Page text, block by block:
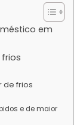
em
de frios
e de maior